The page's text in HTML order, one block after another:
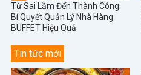
Từ Sai Lầm Đến Thành Công:
Bí Quyết Quản Lý Nhà Hàng
BUFFET Hiệu Quả
Tin tức mới